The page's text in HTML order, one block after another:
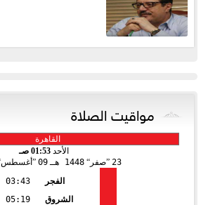
مواقيت الصلاة
الأحد01:53 صـ
23 صفر 1448 هـ 09 أغسطس
الفجر
03:43
الشروق
05:19